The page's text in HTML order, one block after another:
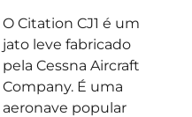
O Citation CJ1 é um
jato leve fabricado
pela Cessna Aircraft
Company. É uma
aeronave popular